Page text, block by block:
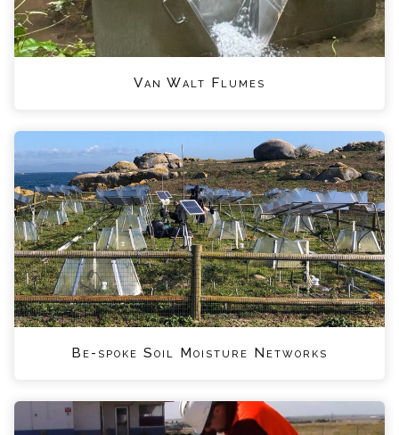
Van Walt Flumes
Be-spoke Soil Moisture Networks